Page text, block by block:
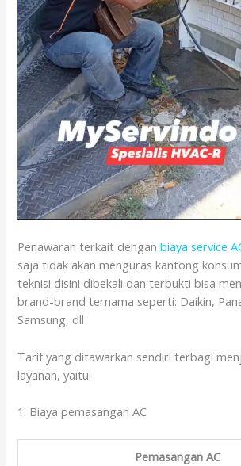
Penawaran terkait dengan biaya service
saja tidak akan menguras kantong
teknisi disini dibekali dan terbukti bisa
brand-brand ternama seperti: Daikin,
Samsung, dll
Tarif yang ditawarkan sendiri terbagi
layanan, yaitu:
1. Biaya pemasangan AC
Pemasangan AC